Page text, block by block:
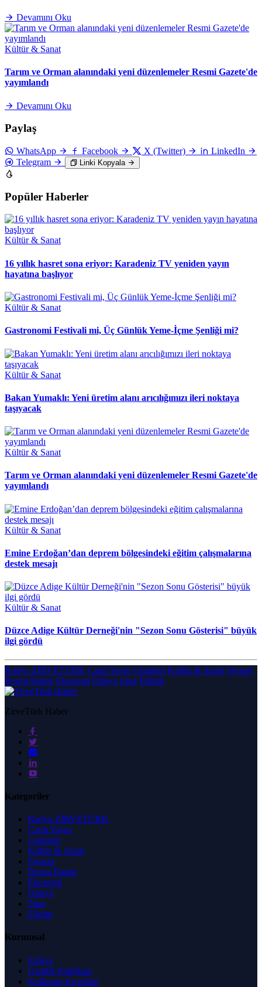
Devamını Oku
Kültür & Sanat
Tarım ve Orman alanındaki yeni düzenlemeler Resmi Gazete'de
yayımlandı
Devamını Oku
Paylaş
WhatsApp Facebook X (Twitter)
LinkedIn
Telegram
Linki Kopyala
Popüler Haberler
Kültür & Sanat
16 yıllık hasret sona eriyor: Karadeniz TV yeniden yayın
hayatına başlıyor
Kültür & Sanat
Gastronomi Festivali mi, Üç Günlük Yeme-İçme Şenliği mi?
Kültür & Sanat
Bakan Yumaklı: Yeni üretim alanı arıcılığımızı ileri noktaya
taşıyacak
Kültür & Sanat
Tarım ve Orman alanındaki yeni düzenlemeler Resmi Gazete'de
yayımlandı
Kültür & Sanat
Emine Erdoğan’dan deprem bölgesindeki eğitim çalışmalarına
destek mesajı
Kültür & Sanat
Düzce Adige Kültür Derneği'nin "Sezon Sonu Gösterisi" büyük
ilgi gördü
Radyo ZİRVETÜRK Canlı Yayın Gündem Kültür & Sanat Siyaset
Resmi İlanlar Ekonomi Dünya Spor Eğitim
ZirveTürk Haber
Kategoriler
Radyo ZİRVETÜRK
Canlı Yayın
Gündem
Kültür & Sanat
Siyaset
Resmi İlanlar
Ekonomi
Dünya
Spor
Eğitim
Kurumsal
Künye
Gizlilik Politikası
Kullanım Koşulları